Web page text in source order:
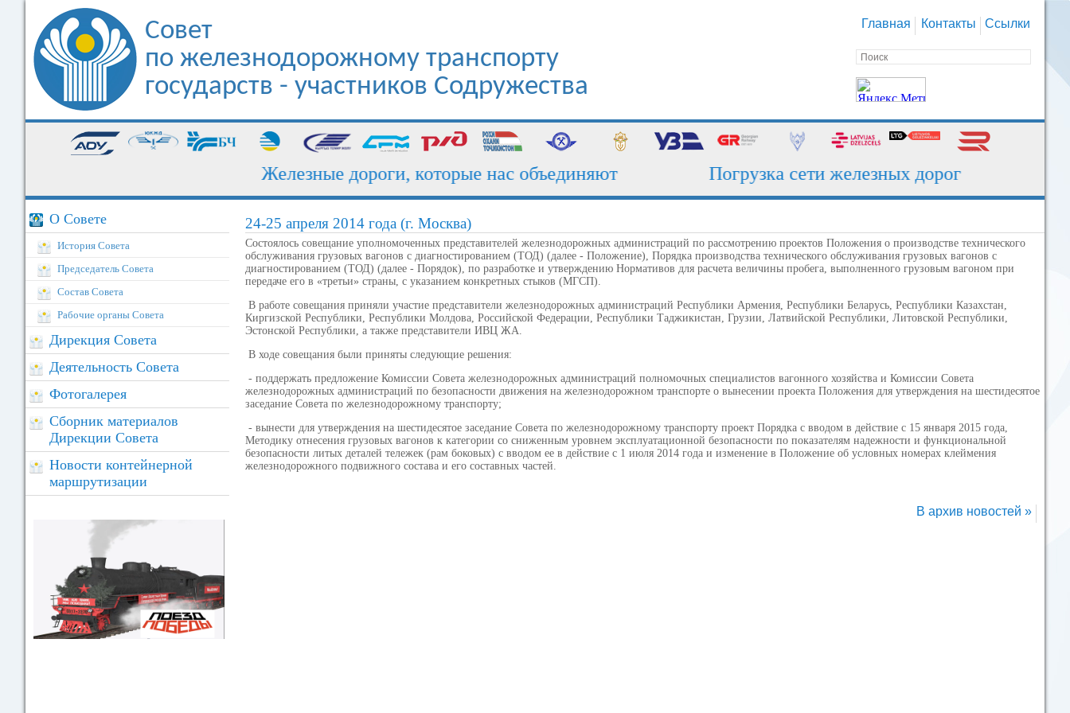
Совет
по железнодорожному транспорту
государств - участников Содружества
Главная Контакты Ссылки
Железные дороги, которые нас объединяют Погрузка сети железных дорог за июль -
О Совете
История Совета
Председатель Совета
Состав Совета
Рабочие органы Совета
Дирекция Совета
Деятельность Совета
Фотогалерея
Сборник материалов
Дирекции Совета
Новости контейнерной
маршрутизации
24-25 апреля 2014 года (г. Москва)
Cостоялось совещание уполномоченных представителей железнодорожных администраций по рассмотрению проектов Положения о производстве технического
обслуживания грузовых вагонов с диагностированием (ТОД) (далее - Положение), Порядка производства технического обслуживания грузовых вагонов с
диагностированием (ТОД) (далее - Порядок), по разработке и утверждению Нормативов для расчета величины пробега, выполненного грузовым вагоном при
передаче его в «третьи» страны, с указанием конкретных стыков (МГСП).
В работе совещания приняли участие представители железнодорожных администраций Республики Армения, Республики Беларусь, Республики Казахстан,
Киргизской Республики, Республики Молдова, Российской Федерации, Республики Таджикистан, Грузии, Латвийской Республики, Литовской Республики,
Эстонской Республики, а также представители ИВЦ ЖА.
В ходе совещания были приняты следующие решения:
- поддержать предложение Комиссии Совета железнодорожных администраций полномочных специалистов вагонного хозяйства и Комиссии Совета
железнодорожных администраций по безопасности движения на железнодорожном транспорте о вынесении проекта Положения для утверждения на шестидесятое
заседание Совета по железнодорожному транспорту;
- вынести для утверждения на шестидесятое заседание Совета по железнодорожному транспорту проект Порядка с вводом в действие с 15 января 2015 года,
Методику отнесения грузовых вагонов к категории со сниженным уровнем эксплуатационной безопасности по показателям надежности и функциональной
безопасности литых деталей тележек (рам боковых) с вводом ее в действие с 1 июля 2014 года и изменение в Положение об условных номерах клеймения
железнодорожного подвижного состава и его составных частей.
В архив новостей »